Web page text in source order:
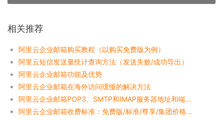
相关推荐
阿里云企业邮箱购买教程（以购买免费版为例）
阿里云短信发送量统计查询方法（发送失败/成功导出）
阿里云企业邮箱功能及优势
阿里云企业邮箱在海外访问缓慢的解决方法
阿里云企业邮箱POP3、SMTP和IMAP服务器地址和端口号对照表
阿里云企业邮箱收费标准：免费版/标准/尊享/集团价格及区别对比